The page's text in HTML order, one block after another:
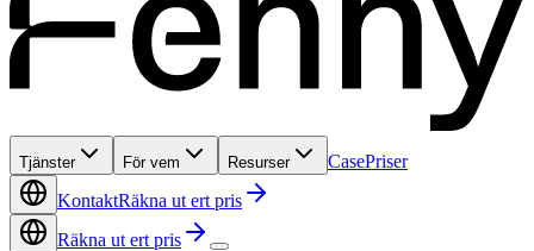
Tjänster För vem Resurser CasePriser
KontaktRäkna ut ert pris
Räkna ut ert pris